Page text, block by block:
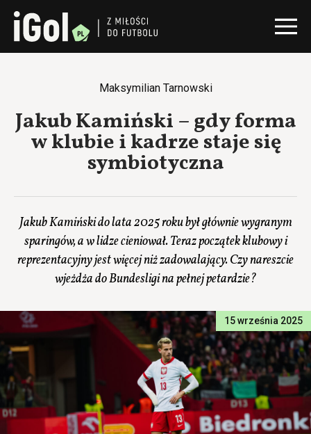
Maksymilian Tarnowski
Jakub Kamiński – gdy forma
w klubie i kadrze staje się
symbiotyczna
Jakub Kamiński do lata 2025 roku był głównie wygranym
sparingów, a w lidze cieniował. Teraz początek klubowy i
reprezentacyjny jest więcej niż zadowalający. Czy nareszcie
wjeżdża do Bundesligi na pełnej petardzie?
15 września 2025